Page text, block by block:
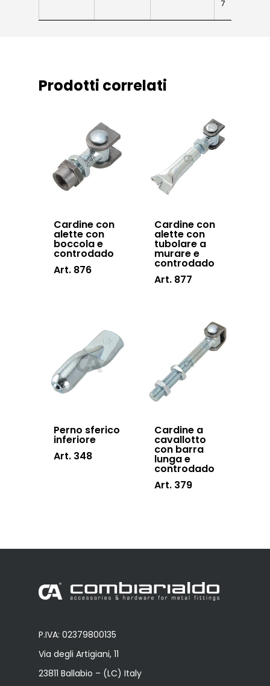
7
Prodotti correlati
Cardine con
alette con
boccola e
controdado
Art. 876
Cardine con
alette con
tubolare a
murare e
controdado
Art. 877
Perno sferico
inferiore
Art. 348
Cardine a
cavallotto
con barra
lunga e
controdado
Art. 379
P.IVA: 02379800135
Via degli Artigiani, 11
23811 Ballabio – (LC) Italy
Sistema
sospesi
Swing gates
accessories
Sistemi di
Inox
News ed eventi
Lavora con noi
Contatti